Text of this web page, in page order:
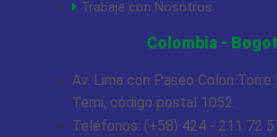
Trabaje con Nosotros
Colombia -
Av. Lima con Paseo Colon
Temi, código postal 1052.
Teléfonos: (+58) 424 - 211 72